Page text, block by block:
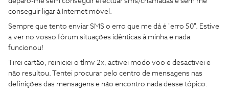
conseguir ligar à Internet móvel.
Sempre que tento enviar SMS o erro que me dá é "erro 50". Estive
a ver no vosso fórum situações idênticas à minha e nada
funcionou!
Tirei cartão, reiniciei o tlmv 2x, activei modo voo e desactivei e
não resultou. Tentei procurar pelo centro de mensagens nas
definições das mensagens e não encontro nada desse tópico.